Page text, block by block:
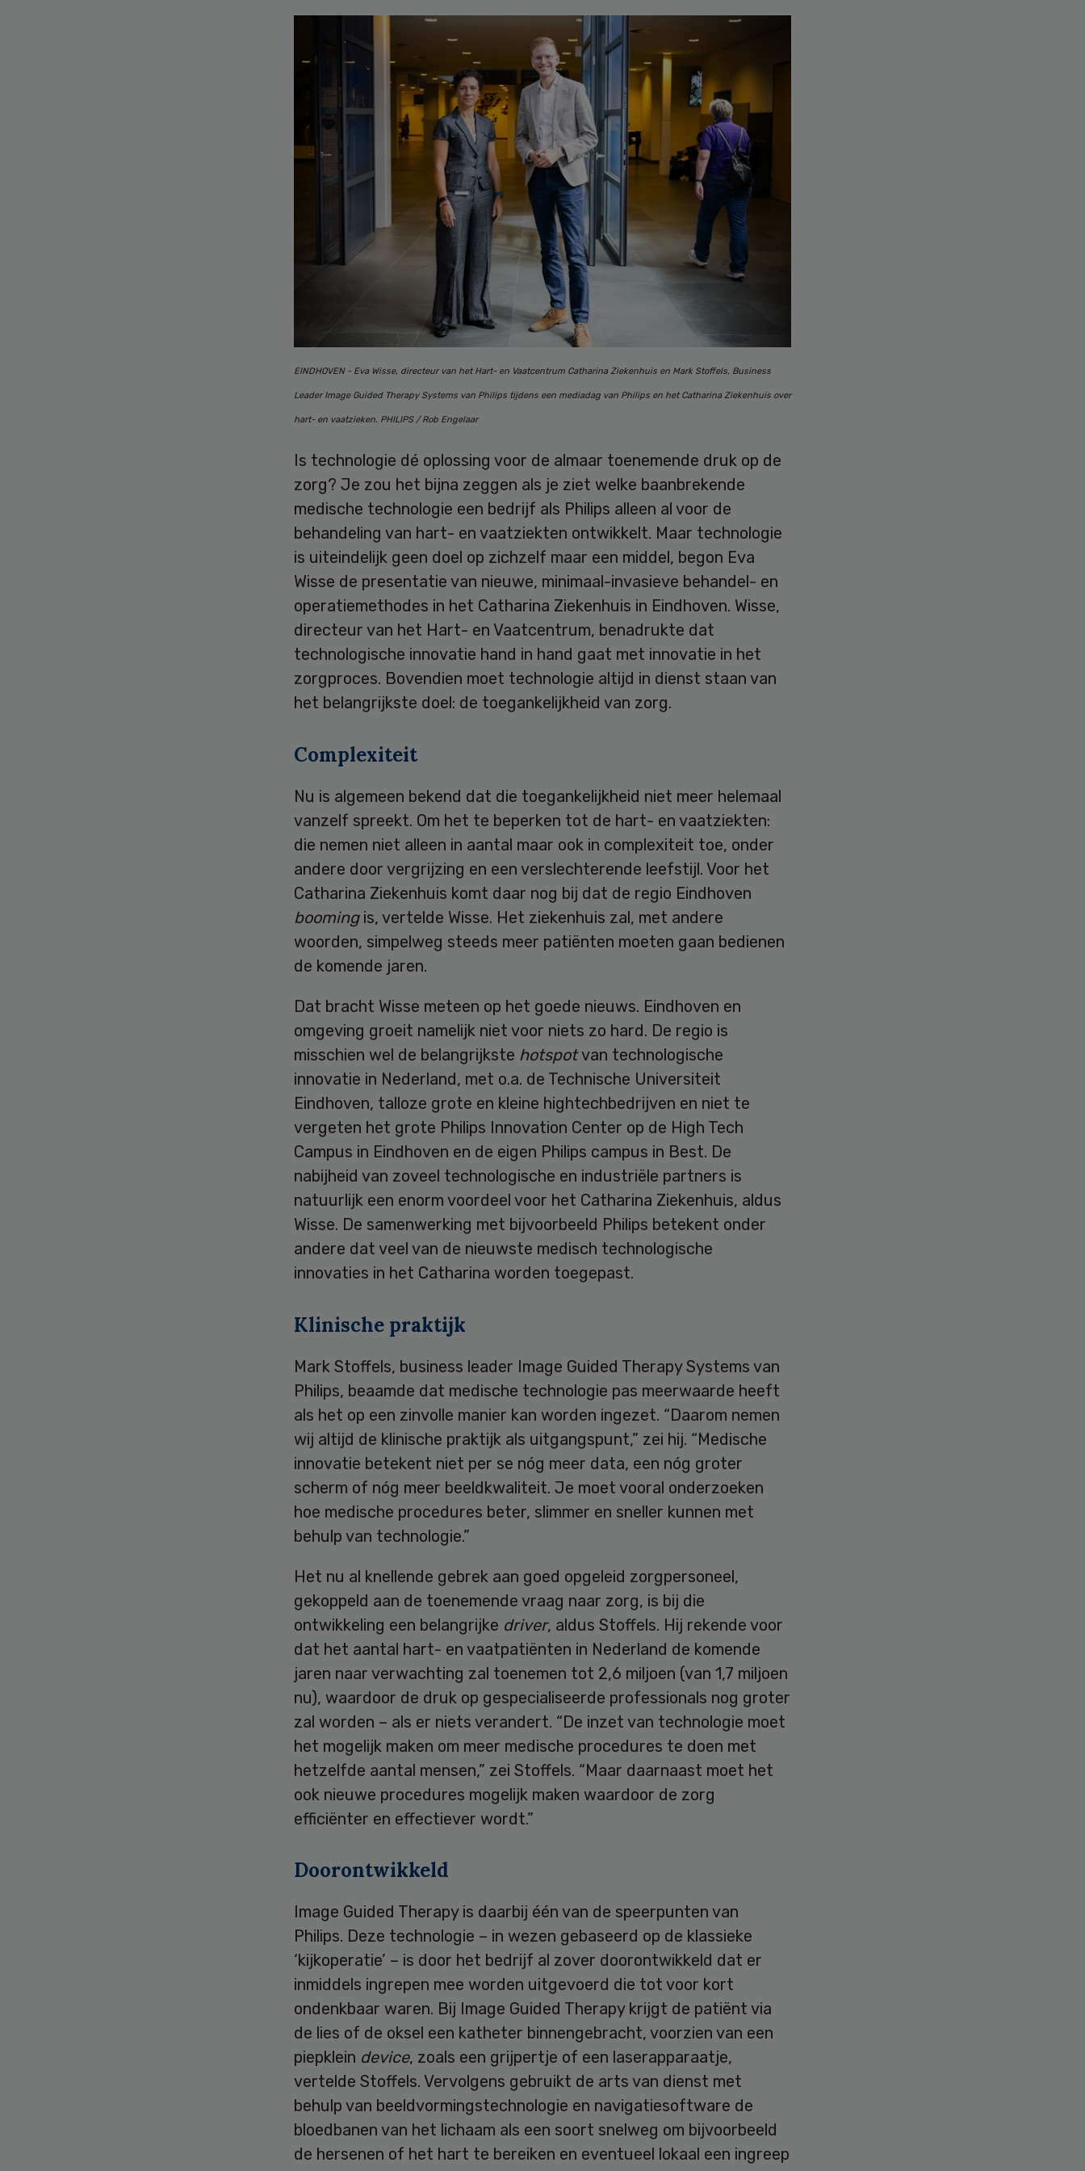
EINDHOVEN - Eva Wisse, directeur van het Hart- en Vaatcentrum Catharina Ziekenhuis en Mark Stoffels, Business
Leader Image Guided Therapy Systems van Philips tijdens een mediadag van Philips en het Catharina Ziekenhuis over
hart- en vaatzieken. PHILIPS / Rob Engelaar
Is technologie dé oplossing voor de almaar toenemende druk op de
zorg? Je zou het bijna zeggen als je ziet welke baanbrekende
medische technologie een bedrijf als Philips alleen al voor de
behandeling van hart- en vaatziekten ontwikkelt. Maar technologie
is uiteindelijk geen doel op zichzelf maar een middel, begon Eva
Wisse de presentatie van nieuwe, minimaal-invasieve behandel- en
operatiemethodes in het Catharina Ziekenhuis in Eindhoven. Wisse,
directeur van het Hart- en Vaatcentrum, benadrukte dat
technologische innovatie hand in hand gaat met innovatie in het
zorgproces. Bovendien moet technologie altijd in dienst staan van
het belangrijkste doel: de toegankelijkheid van zorg.
Complexiteit
Nu is algemeen bekend dat die toegankelijkheid niet meer helemaal
vanzelf spreekt. Om het te beperken tot de hart- en vaatziekten:
die nemen niet alleen in aantal maar ook in complexiteit toe, onder
andere door vergrijzing en een verslechterende leefstijl. Voor het
Catharina Ziekenhuis komt daar nog bij dat de regio Eindhoven
booming is, vertelde Wisse. Het ziekenhuis zal, met andere
woorden, simpelweg steeds meer patiënten moeten gaan bedienen
de komende jaren.
Dat bracht Wisse meteen op het goede nieuws. Eindhoven en
omgeving groeit namelijk niet voor niets zo hard. De regio is
misschien wel de belangrijkste hotspotvan technologische
innovatie in Nederland, met o.a. de Technische Universiteit
Eindhoven, talloze grote en kleine hightechbedrijven en niet te
vergeten het grote Philips Innovation Center op de High Tech
Campus in Eindhoven en de eigen Philips campus in Best. De
nabijheid van zoveel technologische en industriële partners is
natuurlijk een enorm voordeel voor het Catharina Ziekenhuis, aldus
Wisse. De samenwerking met bijvoorbeeld Philips betekent onder
andere dat veel van de nieuwste medisch technologische
innovaties in het Catharina worden toegepast.
Klinische praktijk
Mark Stoffels, business leader Image Guided Therapy Systems van
Philips, beaamde dat medische technologie pas meerwaarde heeft
als het op een zinvolle manier kan worden ingezet. “Daarom nemen
wij altijd de klinische praktijk als uitgangspunt,” zei hij. “Medische
innovatie betekent niet per se nóg meer data, een nóg groter
scherm of nóg meer beeldkwaliteit. Je moet vooral onderzoeken
hoe medische procedures beter, slimmer en sneller kunnen met
behulp van technologie.”
Het nu al knellende gebrek aan goed opgeleid zorgpersoneel,
gekoppeld aan de toenemende vraag naar zorg, is bij die
ontwikkeling een belangrijke driver, aldus Stoffels. Hij rekende voor
dat het aantal hart- en vaatpatiënten in Nederland de komende
jaren naar verwachting zal toenemen tot 2,6 miljoen (van 1,7 miljoen
nu), waardoor de druk op gespecialiseerde professionals nog groter
zal worden – als er niets verandert. “De inzet van technologie moet
het mogelijk maken om meer medische procedures te doen met
hetzelfde aantal mensen,” zei Stoffels. “Maar daarnaast moet het
ook nieuwe procedures mogelijk maken waardoor de zorg
efficiënter en effectiever wordt.”
Doorontwikkeld
Image Guided Therapy is daarbij één van de speerpunten van
Philips. Deze technologie – in wezen gebaseerd op de klassieke
‘kijkoperatie’ – is door het bedrijf al zover doorontwikkeld dat er
inmiddels ingrepen mee worden uitgevoerd die tot voor kort
ondenkbaar waren. Bij Image Guided Therapy krijgt de patiënt via
de lies of de oksel een katheter binnengebracht, voorzien van een
piepklein device, zoals een grijpertje of een laserapparaatje,
vertelde Stoffels. Vervolgens gebruikt de arts van dienst met
behulp van beeldvormingstechnologie en navigatiesoftware de
bloedbanen van het lichaam als een soort snelweg om bijvoorbeeld
de hersenen of het hart te bereiken en eventueel lokaal een ingreep